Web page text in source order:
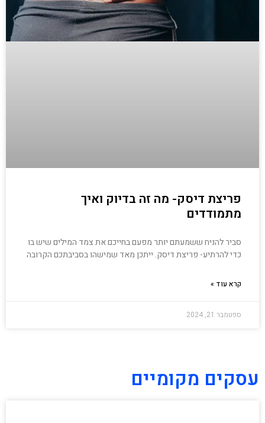
פריצת דיסק- מה זה בדיוק ואיך
מתמודדים
סביר להניח ששמעתם יותר מפעם בחייכם את צמד המילים שיש בו
כדי להרתיע- פריצת דיסק. ייתכן מאד שמישהו בסביבתכם הקרובה
קרא עוד »
ספטמבר 21, 2024
עסקים מקומיים